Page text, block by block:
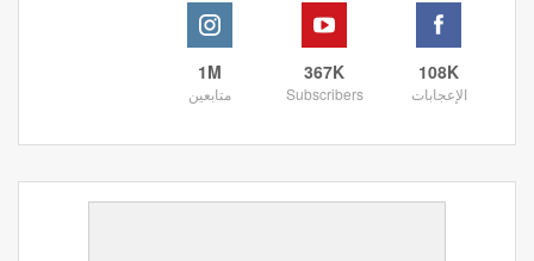
108K
الإعجابات
367K
Subscribers
1M
متابعين